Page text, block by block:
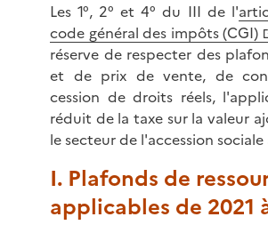
Les 1°, 2° et 4° du III de l'
code général des impôts (CGI)
réserve de respecter des
et de prix de vente, de
cession de droits réels,
réduit de la taxe sur la valeur
le secteur de l'accession
I. Plafonds de
applicables de 2021